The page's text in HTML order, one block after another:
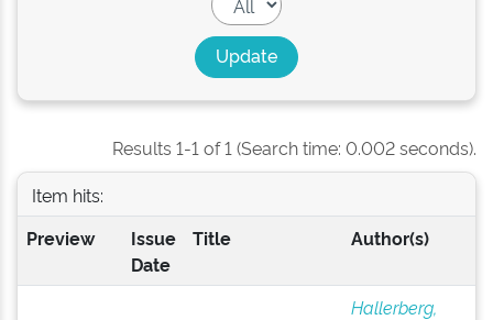
Results 1-1 of 1 (Search time: 0.002 seconds).
Item hits:
Preview
Issue
Date
Title Author(s)
Hallerberg,